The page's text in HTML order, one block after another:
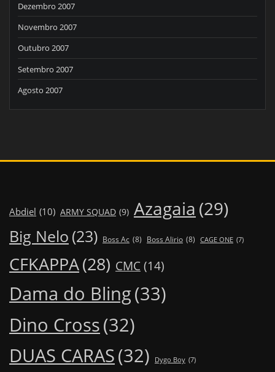
Dezembro 2007
Novembro 2007
Outubro 2007
Setembro 2007
Agosto 2007
Abdiel (10) ARMY SQUAD (9) Azagaia (29)
Big Nelo (23) Boss Ac (8) Boss Alirio (8) CAGE ONE (7)
CFKAPPA(28) CMC (14)
Dama do Bling(33)
Dino Cross(32)
DUAS CARAS(32) Dygo Boy (7)